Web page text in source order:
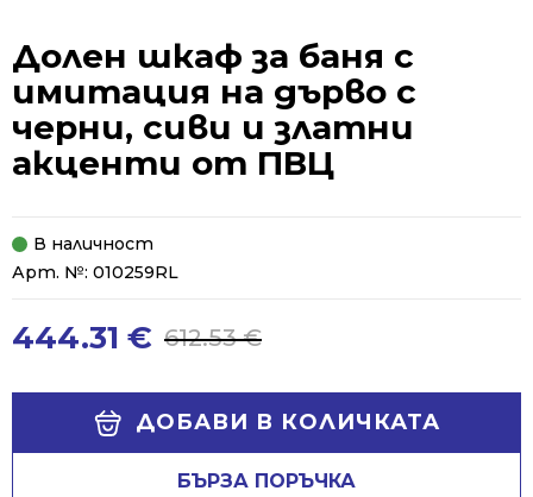
Долен шкаф за баня с
имитация на дърво с
черни, сиви и златни
акценти от ПВЦ
В наличност
Арт. №: 010259RL
612.53€
Original
was:
612.53 €.
444.31 €
Current
is:
444.31 €.
ДОБАВИ В КОЛИЧКАТА
БЪРЗА ПОРЪЧКА